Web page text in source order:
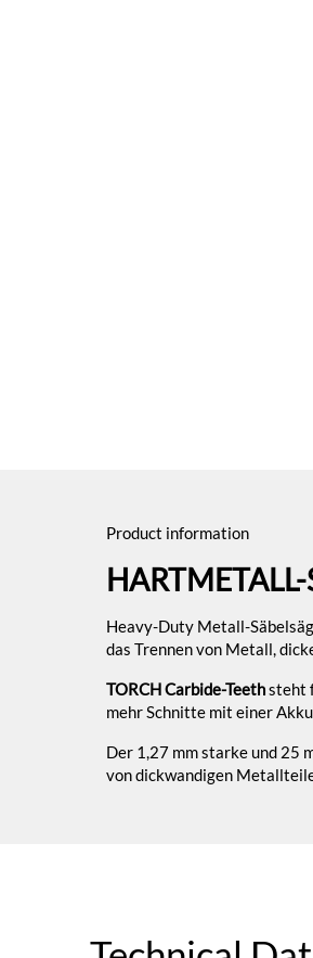
Product information
Heavy-Duty Metall-
das Trennen von Metall,
TORCH Carbide-Teethsteht
mehr Schnitte mit einer
Der 1,27 mm starke und 25
von dickwandigen